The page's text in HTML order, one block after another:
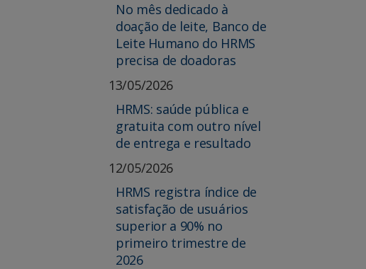
No mês dedicado à
doação de leite, Banco de
Leite Humano do HRMS
precisa de doadoras
13/05/2026
HRMS: saúde pública e
gratuita com outro nível
de entrega e resultado
12/05/2026
HRMS registra índice de
satisfação de usuários
superior a 90% no
primeiro trimestre de
2026